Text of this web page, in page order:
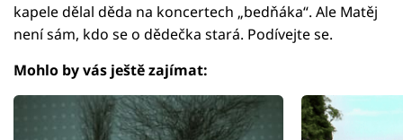
kapele dělal děda na koncertech „bedňáka“. Ale Matěj
není sám, kdo se o dědečka stará. Podívejte se.
Mohlo by vás ještě zajímat: